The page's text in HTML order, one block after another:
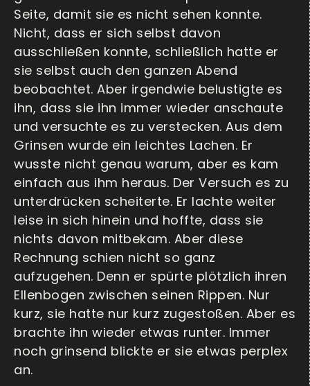
Seite, damit sie es nicht sehen konnte.
Nicht, dass er sich selbst davon
ausschließen konnte, schließlich hatte er
sie selbst auch den ganzen Abend
beobachtet. Aber irgendwie belustigte es
ihn, dass sie ihn immer wieder anschaute
und versuchte es zu verstecken. Aus dem
Grinsen wurde ein leichtes Lachen. Er
wusste nicht genau warum, aber es kam
einfach aus ihm heraus. Der Versuch es zu
unterdrücken scheiterte. Er lachte weiter
leise in sich hinein und hoffte, dass sie
nichts davon mitbekam. Aber diese
Rechnung schien nicht so ganz
aufzugehen. Denn er spürte plötzlich ihren
Ellenbogen zwischen seinen Rippen. Nur
kurz, sie hatte nur kurz zugestoßen. Aber es
brachte ihn wieder etwas runter. Immer
noch grinsend blickte er sie etwas perplex
an.